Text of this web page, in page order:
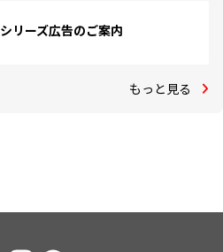
リーズ広告のご案内
もっと見る